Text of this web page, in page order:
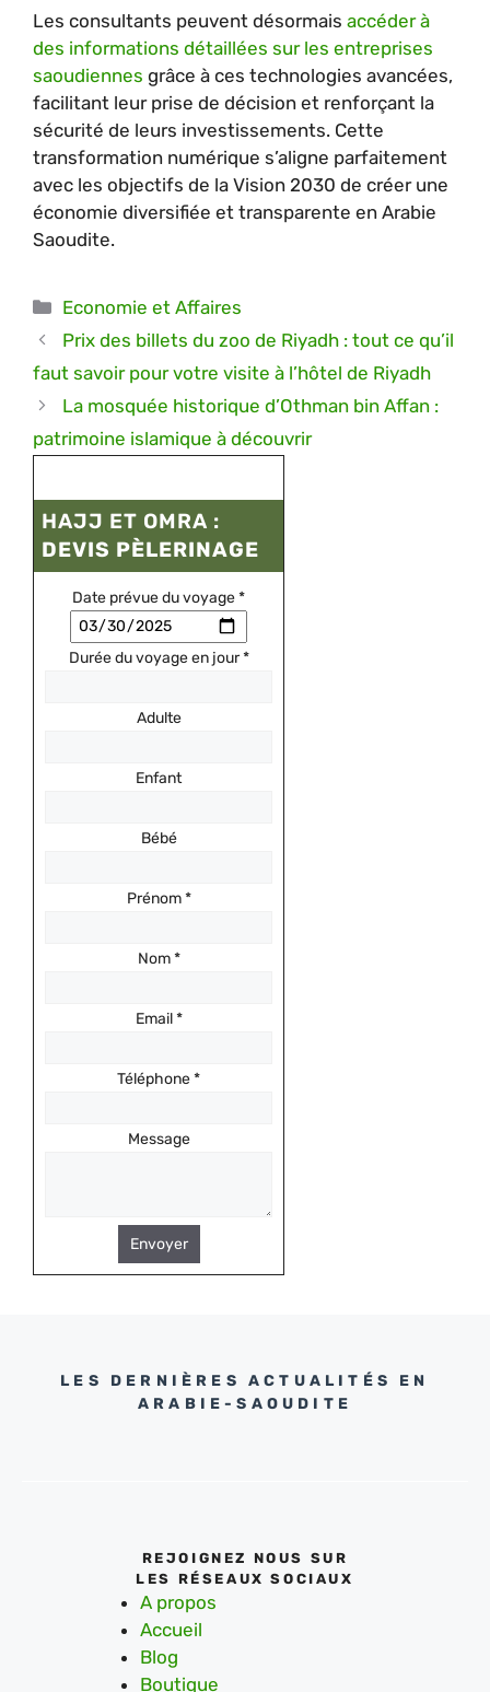
Les consultants peuvent désormais accéder à
des informations détaillées sur les entreprises
saoudiennes grâce à ces technologies avancées,
facilitant leur prise de décision et renforçant la
sécurité de leurs investissements. Cette
transformation numérique s’aligne parfaitement
avec les objectifs de la Vision 2030 de créer une
économie diversifiée et transparente en Arabie
Saoudite.
Catégories
Economie et Affaires
Prix des billets du zoo de Riyadh : tout ce qu’il
faut savoir pour votre visite à l’hôtel de Riyadh
La mosquée historique d’Othman bin Affan :
patrimoine islamique à découvrir
HAJJ ET OMRA :
DEVIS PÈLERINAGE
Date prévue du voyage*
Durée du voyage en jour*
Adulte
Enfant
Bébé
Prénom*
Nom*
Email*
Téléphone*
Message
Envoyer
LES DERNIÈRES ACTUALITÉS EN
ARABIE-SAOUDITE
REJOIGNEZ NOUS SUR
LES RÉSEAUX SOCIAUX
A propos
Accueil
Blog
Boutique